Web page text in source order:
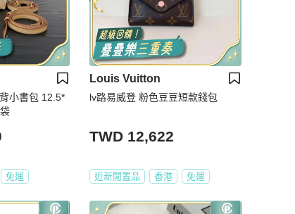
小書包 12.5*
免運
Louis Vuitton
lv路易威登 粉色豆豆短款錢包
TWD 12,622
近新閒置品 香港 免運